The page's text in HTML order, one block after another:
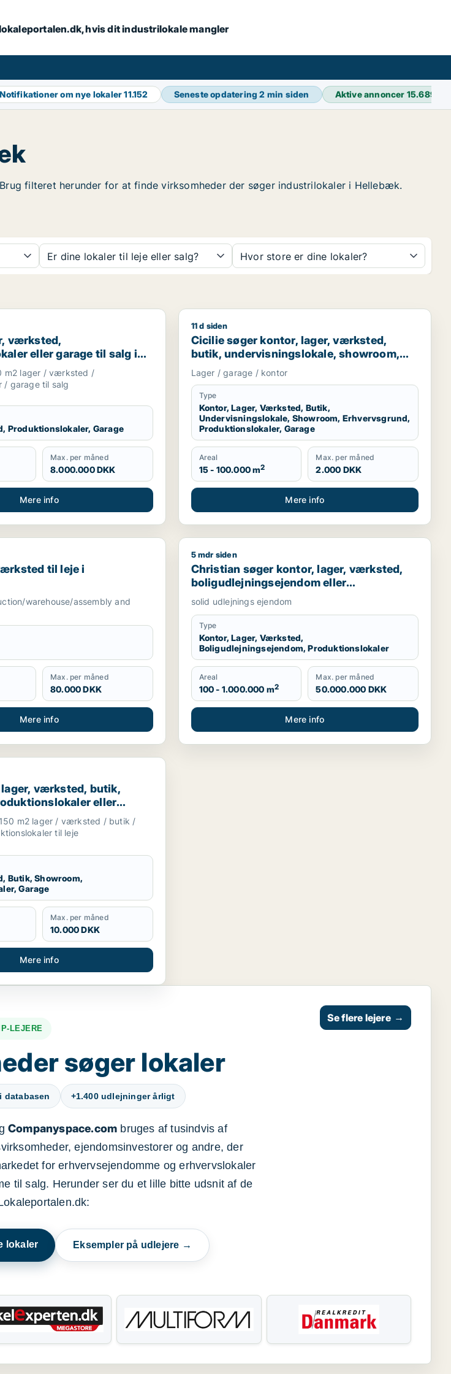
hvis dit industrilokale mangler
Notifikationer om nye lokaler11.152 Seneste opdatering2 min siden Aktive annoncer 15.689
filteret herunder for at finde virksomheder der søger industrilokaler i Hellebæk.
Er dine lokaler til leje eller salg? Hvor store er dine lokaler?
produktionslokaler eller garage til salg i Nordsjælland
værksted,
eller garage til salg i
m2 lager / værksted /
/ garage til salg
Produktionslokaler, Garage
Max. per måned
8.000.000 DKK
Mere info
Cicilie søger kontor, lager, værksted, butik,
11 d siden
Cicilie søger kontor, lager, værksted,
butik, undervisningslokale, showroom,
erhvervsgrund, produktionslokaler eller
garage til leje i Region Sjælland eller
Nordsjælland
Lager / garage / kontor
Type
Kontor, Lager, Værksted, Butik,
Undervisningslokale, Showroom, Erhvervsgrund,
Produktionslokaler, Garage
Areal
15 - 100.000 m2
Max. per måned
2.000 DKK
Mere info
i Helsingør eller Humlebæk
til leje i Nordsjælland
til leje i
warehouse/assembly and
Max. per måned
80.000 DKK
Mere info
Christian søger kontor, lager, værksted,
5 mdr siden
Christian søger kontor, lager, værksted,
boligudlejningsejendom eller
produktionslokaler til salg i Nordsjælland,
Roskilde eller Holbæk
solid udlejnings ejendom
Type
Kontor, Lager, Værksted,
Boligudlejningsejendom, Produktionslokaler
Areal
100 - 1.000.000 m2
Max. per måned
50.000.000 DKK
Mere info
boligudlejningsejendom, hotel, produktionslokaler eller garage til salg i Nordsjælland
værksted, butik, showroom, produktionslokaler eller garage til leje i Nordsjælland
værksted, butik,
eller
Nordsjælland
m2 lager / værksted / butik /
til leje
Butik, Showroom,
Garage
Max. per måned
10.000 DKK
Mere info
LEJERE
søger lokaler
databasen +1.400 udlejninger årligt
Companyspace.com bruges af tusindvis af
ejendomsinvestorer og andre, der
for erhvervsejendomme og erhvervslokaler
til salg. Herunder ser du et lille bitte udsnit af de
lokaler Eksempler på udlejere →
Se flere lejere →